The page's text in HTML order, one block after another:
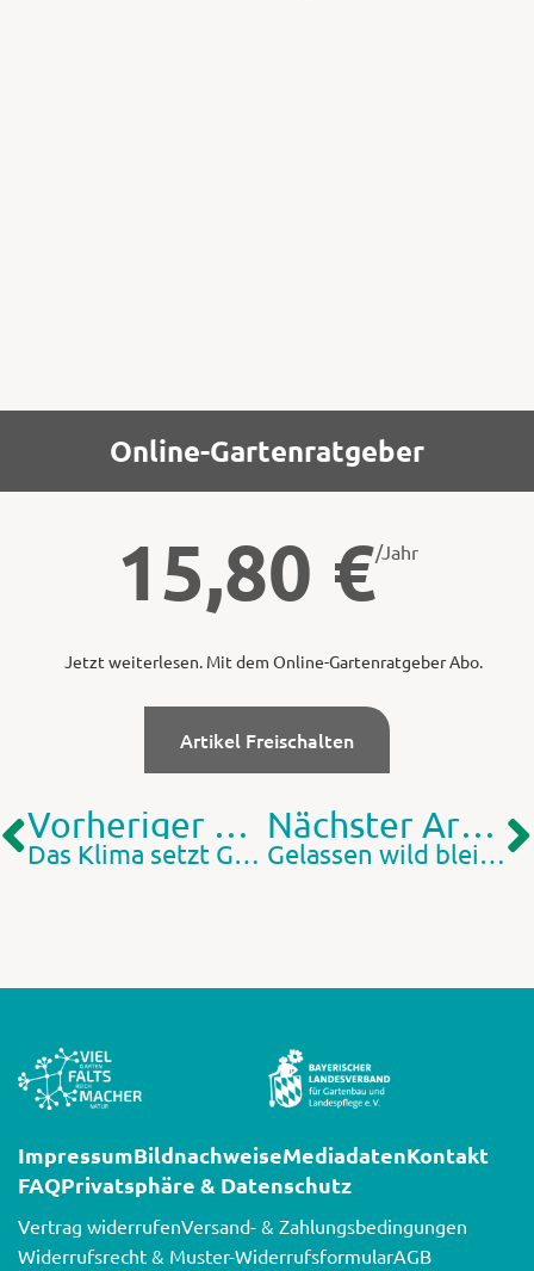
Online-Gartenratgeber
15,80 €/Jahr
Jetzt weiterlesen. Mit dem Online-Gartenratgeber Abo.
Artikel Freischalten
Vorheriger Artikel
Das Klima setzt Grenzen: Kleinwüchsigkeit als Chance bei Gehölzen
Nächster Artikel
Gelassen wild bleiben
ImpressumBildnachweiseMediadatenKontakt
FAQPrivatsphäre & Datenschutz
Vertrag widerrufenVersand- & Zahlungsbedingungen
Widerrufsrecht & Muster-WiderrufsformularAGB